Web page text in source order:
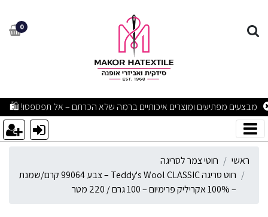
חוט סריגה Teddy's Wool CLASSIC – צבע 99064 קרם/שמנת – 100% אקריליק פרימיום – 100 גרם / 220 מטר 0
מבצעים מפתיעים ומוצרים איכותיים ברמה שלא הכרתם – אל
ראשי
חוטי צמר לסריגה
חוט סריגה Teddy's Wool CLASSIC – צבע 99064 קרם/שמנת
– 100% אקריליק פרימיום – 100 גרם / 220 מטר